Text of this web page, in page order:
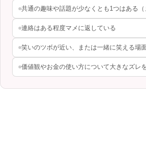
共通の趣味や話題が少なくとも1つはある（
連絡はある程度マメに返している
笑いのツボが近い、または一緒に笑える場
価値観やお金の使い方について大きなズレ